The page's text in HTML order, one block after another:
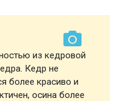
из кедровой
Кедр не
более красиво и
осина более